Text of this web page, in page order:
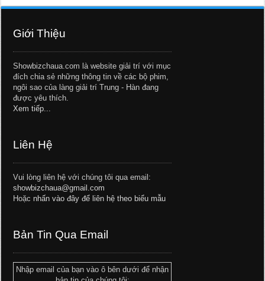
Giới Thiệu
Showbizchaua.com là website giải trí với mục
đích chia sẻ những thông tin về các bộ phim,
ngôi sao của làng giải trí Trung - Hàn đang
được yêu thích.
Xem tiếp...
Liên Hệ
Vui lòng liên hệ với chúng tôi qua email:
showbizchaua@gmail.com
Hoặc nhấn vào đây để liên hệ theo biểu mẫu
Bản Tin Qua Email
Nhập email của bạn vào ô bên dưới để nhận